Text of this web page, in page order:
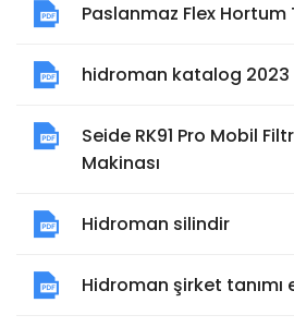
Paslanmaz Flex Hortum
hidroman katalog 2023
Seide RK91 Pro Mobil
Makinası
Hidroman silindir
Hidroman şirket tanımı